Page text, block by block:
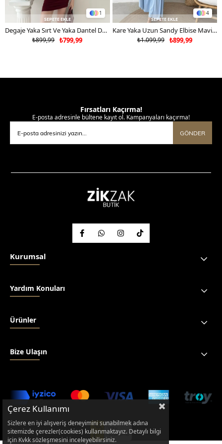
1
SEPETE EKLE
Degaje Yaka Sırt Ve Yaka Dantel Detay Mini Sandy Elbise Bordo 2104
₺799,99
₺899,99
4
SEPETE EKLE
Kare Yaka Uzun Sandy Elbise Mavi 2102
₺899,99
₺1.099,99
Fırsatları Kaçırma!
E-posta adresinle bültene kayıt ol. Kampanyaları kaçırma!
GÖNDER
Kurumsal
Yardım Konuları
Ürünler
Bize Ulaşın
Çerez Kullanımı
Sizlere en iyi alışveriş deneyimini sunabilmek adına
sitemizde çerezler(cookies) kullanmaktayız. Detaylı bilgi
için Kvkk sözleşmesini inceleyebilirsiniz.